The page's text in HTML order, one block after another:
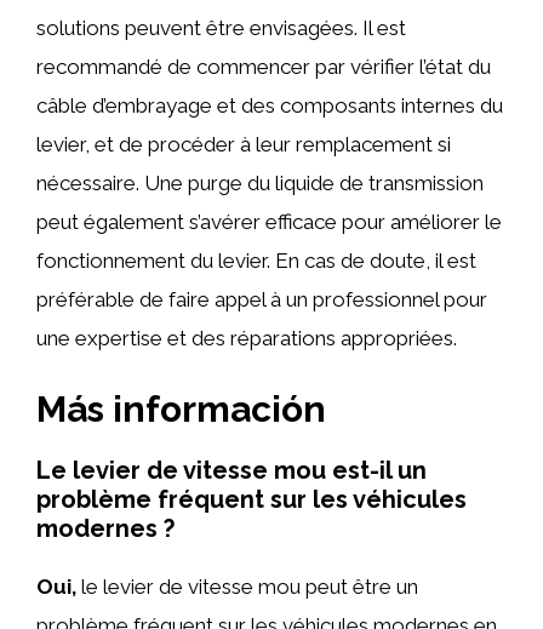
solutions peuvent être envisagées. Il est
recommandé de commencer par vérifier l’état du
câble d’embrayage et des composants internes du
levier, et de procéder à leur remplacement si
nécessaire. Une purge du liquide de transmission
peut également s’avérer efficace pour améliorer le
fonctionnement du levier. En cas de doute, il est
préférable de faire appel à un professionnel pour
une expertise et des réparations appropriées.
Más información
Le levier de vitesse mou est-il un
problème fréquent sur les véhicules
modernes ?
Oui, le levier de vitesse mou peut être un